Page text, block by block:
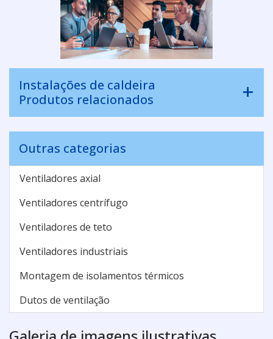
Instalações de caldeira
Produtos relacionados
Outras categorias
Ventiladores axial
Ventiladores centrífugo
Ventiladores de teto
Ventiladores industriais
Montagem de isolamentos térmicos
Dutos de ventilação